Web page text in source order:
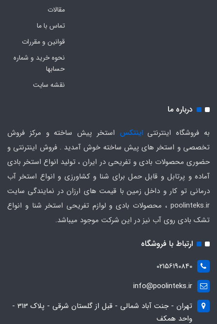
مقالات
تماس با ما
قوانین و مقررات
نحوه خرید و شماره
حسابها
نقشه سایت
درباره ما
به فروشگاه اینترنتیاینتکس استخر پیش ساخته و مرکز فروش
تخصصی و استخر های پیش ساخته خوش آمدید . فروش اینترنتی و
حضوری محصولات بادی و تفریحی در ایران ، تولید انواع استخر بادی
آماده و پرتابل و قابل حمل برای شنا و کشاورزی و انواع استخر آب
درمانی تو کار و داخل زمین با قیمت های ارزان در نمایندگی سایت
poolinteks.ir ، محصولات بادی و لوازم تفریحی استخر شنا و انواع
تشک بادی روی آب نیز در این شرکت موجود میباشد.
ارتباط با فروشگاه
02156190840
info@poolinteks.ir
تهران - جنت آباد شمالی - قبل از گلستان شرقی - پلاک 313 -
واحد همکف